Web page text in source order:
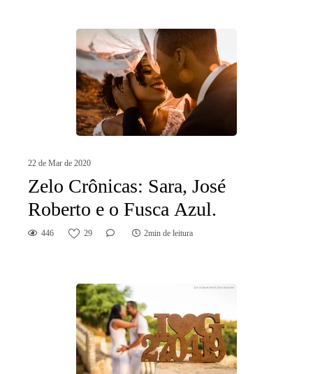
22 de Mar de 2020
Zelo Crônicas: Sara, José
Roberto e o Fusca Azul.
446 29 2min de leitura